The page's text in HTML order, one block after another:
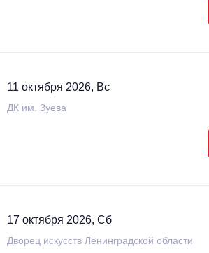
11 октября 2026, Вс
ДК им. Зуева
17 октября 2026, Сб
Дворец искусств Ленинградской области